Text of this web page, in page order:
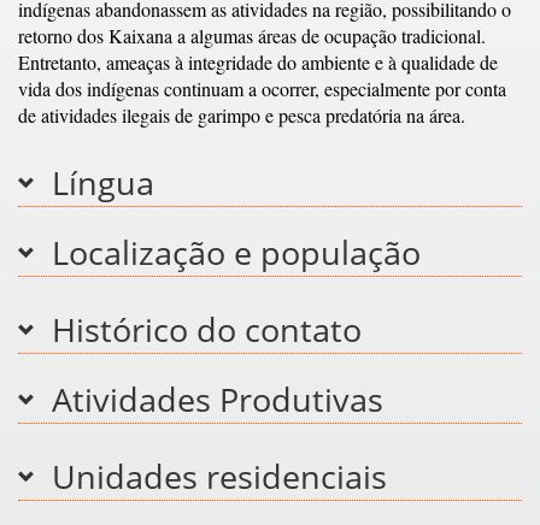
indígenas abandonassem as atividades na região, possibilitando o
retorno dos Kaixana a algumas áreas de ocupação tradicional.
Entretanto, ameaças à integridade do ambiente e à qualidade de
vida dos indígenas continuam a ocorrer, especialmente por conta
de atividades ilegais de garimpo e pesca predatória na área.
Língua
Localização e população
Histórico do contato
Atividades Produtivas
Unidades residenciais